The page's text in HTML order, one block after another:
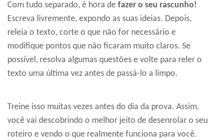
Com tudo separado, é hora de fazer o seu rascunho!
Escreva livremente, expondo as suas ideias. Depois,
releia o texto, corte o que não for necessário e
modifique pontos que não ficaram muito claros. Se
possível, resolva algumas questões e volte para reler o
texto uma última vez antes de passá-lo a limpo.
Treine isso muitas vezes antes do dia da prova. Assim,
você vai descobrindo o melhor jeito de desenrolar o seu
roteiro e vendo o que realmente funciona para você.